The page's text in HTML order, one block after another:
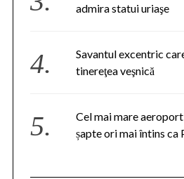
admira statui uriaşe
Savantul excentric
tinereţea veşnică
Cel mai mare
șapte ori mai întins ca